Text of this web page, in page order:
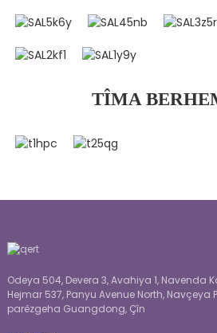
TÎMA
Odeya 504, Devera 3, Avahiya 1, Navenda
Hejmar 537, Panyu Avenue North, Navçeya
parêzgeha Guangdong, Çîn